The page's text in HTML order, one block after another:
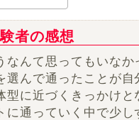
者の感想
なんて思ってもいな
選んで通ったことが
型に近づくきっかけ
に通っていく中で少